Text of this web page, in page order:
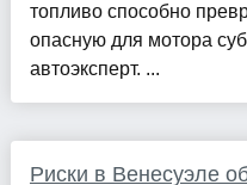
топливо способно
опасную для мотора
автоэксперт. ...
Риски в Венесуэле